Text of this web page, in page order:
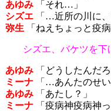
あゆみ「それ…」
シズエ「…近所の川に、
弥生 「ねえちょっと疫
シズエ、バケツを下
あゆみ「どうしたんだろ
ミーナ「…あんたのせい
あゆみ「あたし？」
ミーナ「疫病神疫病神